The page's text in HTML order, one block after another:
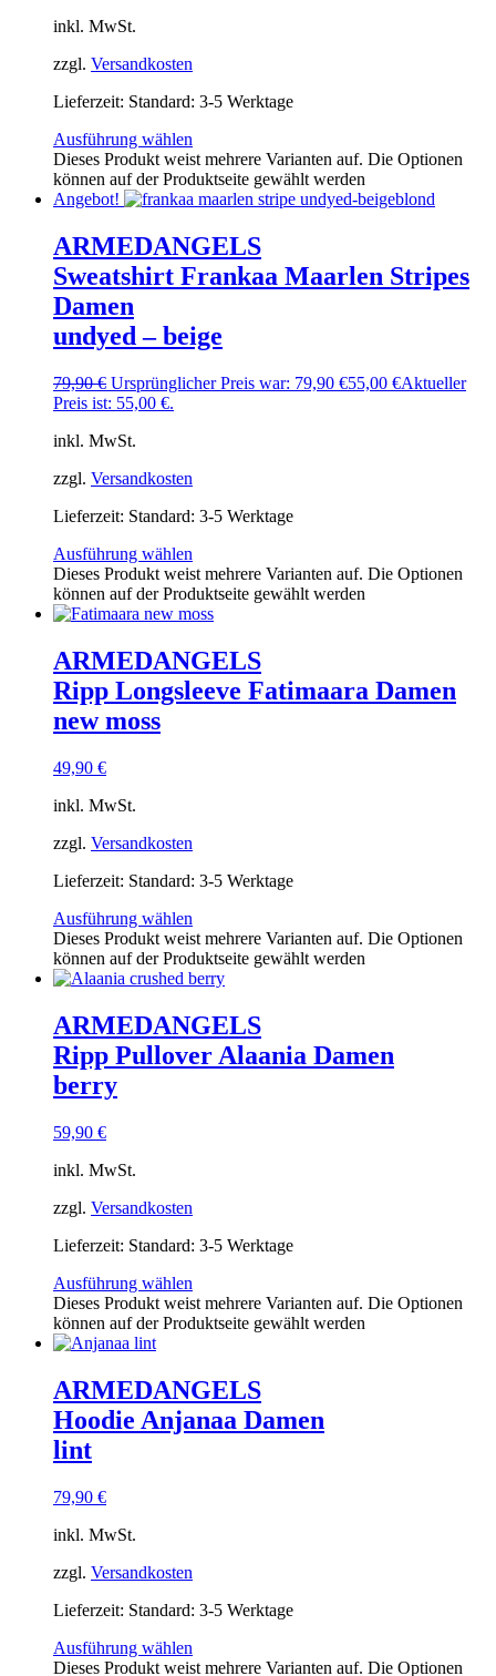
inkl. MwSt.
zzgl. Versandkosten
Lieferzeit: Standard: 3-5 Werktage
Ausführung wählen
Dieses Produkt weist mehrere Varianten auf. Die Optionen
können auf der Produktseite gewählt werden
Angebot!
ARMEDANGELS
Sweatshirt Frankaa Maarlen Stripes
Damen
undyed – beige
79,90€ Ursprünglicher Preis war: 79,90 €55,00 €Aktueller
Preis ist: 55,00 €.
inkl. MwSt.
zzgl. Versandkosten
Lieferzeit: Standard: 3-5 Werktage
Ausführung wählen
Dieses Produkt weist mehrere Varianten auf. Die Optionen
können auf der Produktseite gewählt werden
ARMEDANGELS
Ripp Longsleeve Fatimaara Damen
new moss
49,90 €
inkl. MwSt.
zzgl. Versandkosten
Lieferzeit: Standard: 3-5 Werktage
Ausführung wählen
Dieses Produkt weist mehrere Varianten auf. Die Optionen
können auf der Produktseite gewählt werden
ARMEDANGELS
Ripp Pullover Alaania Damen
berry
59,90 €
inkl. MwSt.
zzgl. Versandkosten
Lieferzeit: Standard: 3-5 Werktage
Ausführung wählen
Dieses Produkt weist mehrere Varianten auf. Die Optionen
können auf der Produktseite gewählt werden
ARMEDANGELS
Hoodie Anjanaa Damen
lint
79,90 €
inkl. MwSt.
zzgl. Versandkosten
Lieferzeit: Standard: 3-5 Werktage
Ausführung wählen
Dieses Produkt weist mehrere Varianten auf. Die Optionen